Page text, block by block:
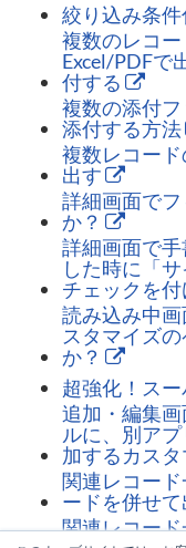
絞り込み条
複数のレコー
Excel/PDFで
付する
複数の添付
添付する方法
複数レコー
出す
詳細画面で
か？
詳細画面で
した時に「
チェックを
読み込み中
スタマイズ
か？
超強化！スー
追加・編集
ルに、別ア
加するカス
関連レコー
ードを併せて
関連レコー